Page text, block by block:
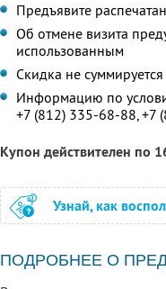
Предъявите
Об отмене визита
использованным
Скидка не
Информацию по
+7 (812) 335-68-88, +7
Купон действителен по
Узнай, как
ПОДРОБНЕЕ О